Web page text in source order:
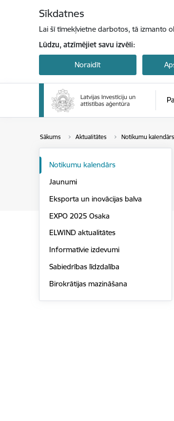
Sīkdatnes
Lai šī tīmekļvietne darbotos, tā izmanto
Lūdzu, atzīmējiet savu izvēli:
Noraidīt
Sākums Aktualitātes Notikumu kalendārs
Notikumu kalendārs
Jaunumi
Eksporta un inovācijas balva
EXPO 2025 Osaka
ELWIND aktualitātes
Informatīvie izdevumi
Sabiedrības līdzdalība
Birokrātijas mazināšana